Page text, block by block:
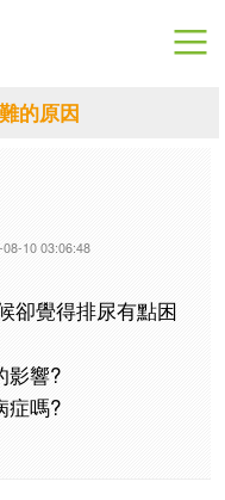
的原因
08-10 03:06:48
卻覺得排尿有點困
影響?
症嗎?